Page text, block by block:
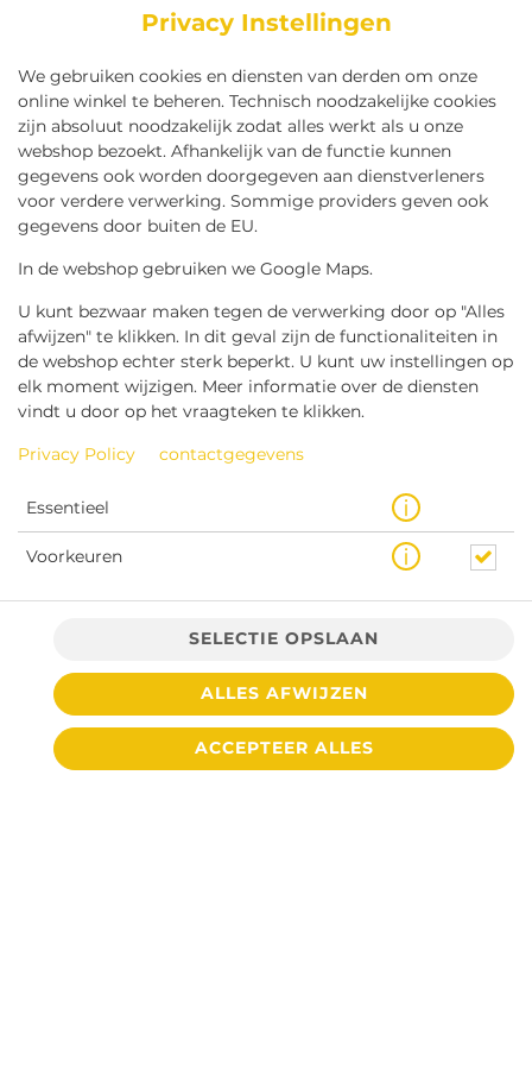
Privacy Instellingen
We gebruiken cookies en diensten van derden om onze
online winkel te beheren. Technisch noodzakelijke cookies
zijn absoluut noodzakelijk zodat alles werkt als u onze
webshop bezoekt. Afhankelijk van de functie kunnen
gegevens ook worden doorgegeven aan dienstverleners
voor verdere verwerking. Sommige providers geven ook
gegevens door buiten de EU.
In de webshop gebruiken we Google Maps.
U kunt bezwaar maken tegen de verwerking door op "Alles
afwijzen" te klikken. In dit geval zijn de functionaliteiten in
de webshop echter sterk beperkt. U kunt uw instellingen op
elk moment wijzigen. Meer informatie over de diensten
vindt u door op het vraagteken te klikken.
Privacy Policy contactgegevens
Essentieel
Voorkeuren
SELECTIE OPSLAAN
ALLES AFWIJZEN
ACCEPTEER ALLES
€ 3,10 *